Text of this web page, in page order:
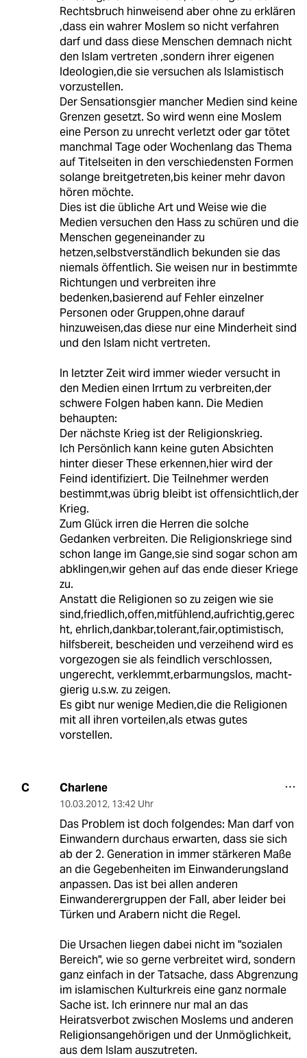
Rechtsbruch hinweisend aber ohne zu erklären
,dass ein wahrer Moslem so nicht verfahren
darf und dass diese Menschen demnach nicht
den Islam vertreten ,sondern ihrer eigenen
Ideologien,die sie versuchen als Islamistisch
vorzustellen.
Der Sensationsgier mancher Medien sind keine
Grenzen gesetzt. So wird wenn eine Moslem
eine Person zu unrecht verletzt oder gar tötet
manchmal Tage oder Wochenlang das Thema
auf Titelseiten in den verschiedensten Formen
solange breitgetreten,bis keiner mehr davon
hören möchte.
Dies ist die übliche Art und Weise wie die
Medien versuchen den Hass zu schüren und die
Menschen gegeneinander zu
hetzen,selbstverständlich bekunden sie das
niemals öffentlich. Sie weisen nur in bestimmte
Richtungen und verbreiten ihre
bedenken,basierend auf Fehler einzelner
Personen oder Gruppen,ohne darauf
hinzuweisen,das diese nur eine Minderheit sind
und den Islam nicht vertreten.
In letzter Zeit wird immer wieder versucht in
den Medien einen Irrtum zu verbreiten,der
schwere Folgen haben kann. Die Medien
behaupten:
Der nächste Krieg ist der Religionskrieg.
Ich Persönlich kann keine guten Absichten
hinter dieser These erkennen,hier wird der
Feind identifiziert. Die Teilnehmer werden
bestimmt,was übrig bleibt ist offensichtlich,der
Krieg.
Zum Glück irren die Herren die solche
Gedanken verbreiten. Die Religionskriege sind
schon lange im Gange,sie sind sogar schon am
abklingen,wir gehen auf das ende dieser Kriege
zu.
Anstatt die Religionen so zu zeigen wie sie
sind,friedlich,offen,mitfühlend,aufrichtig,gerec
ht, ehrlich,dankbar,tolerant,fair,optimistisch,
hilfsbereit, bescheiden und verzeihend wird es
vorgezogen sie als feindlich verschlossen,
ungerecht, verklemmt,erbarmungslos, macht-
gierig u.s.w. zu zeigen.
Es gibt nur wenige Medien,die die Religionen
mit all ihren vorteilen,als etwas gutes
vorstellen.
C Charlene
10.03.2012, 13:42 Uhr
Das Problem ist doch folgendes: Man darf von
Einwandern durchaus erwarten, dass sie sich
ab der 2. Generation in immer stärkeren Maße
an die Gegebenheiten im Einwanderungsland
anpassen. Das ist bei allen anderen
Einwanderergruppen der Fall, aber leider bei
Türken und Arabern nicht die Regel.
Die Ursachen liegen dabei nicht im "sozialen
Bereich", wie so gerne verbreitet wird, sondern
ganz einfach in der Tatsache, dass Abgrenzung
im islamischen Kulturkreis eine ganz normale
Sache ist. Ich erinnere nur mal an das
Heiratsverbot zwischen Moslems und anderen
Religionsangehörigen und der Unmöglichkeit,
aus dem Islam auszutreten.